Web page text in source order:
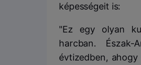
képességeit is:
"Ez egy olyan
harcban.
évtizedben,